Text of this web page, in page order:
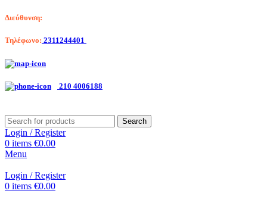
Διεύθυνση:
Τηλέφωνο: 2311244401
210 4006188
Search
Login / Register
0 items €0.00
Menu
Login / Register
0 items €0.00